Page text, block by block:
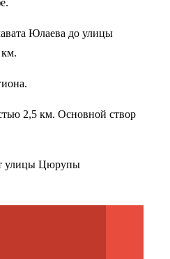
Юлаева до улицы
2,5 км. Основной створ
улицы Цюрупы